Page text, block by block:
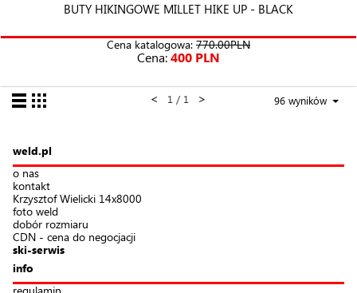
BUTY HIKINGOWE MILLET HIKE UP - BLACK
Cena katalogowa: 770.00PLN
Cena:400 PLN
< 1 / 1 > 96 wyników
weld.pl
o nas
kontakt
Krzysztof Wielicki 14x8000
foto weld
dobór rozmiaru
CDN - cena do negocjacji
ski-serwis
info